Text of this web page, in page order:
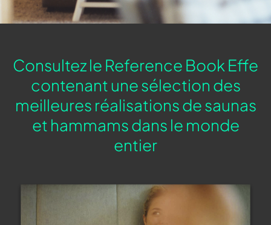
Consultez le Reference Book Effe
contenant une sélection des
meilleures réalisations de saunas
et hammams dans le monde
entier